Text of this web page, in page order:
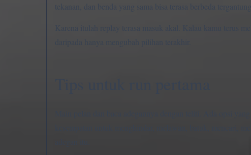
tekanan, dan benda yang sama bisa terasa berbeda
Karena itulah replay terasa masuk akal. Kalau kamu terus
Main pelan dan baca adegannya dengan teliti. Ada opsi
kesempatan untuk menghindar, melawan, batuk, mencari,